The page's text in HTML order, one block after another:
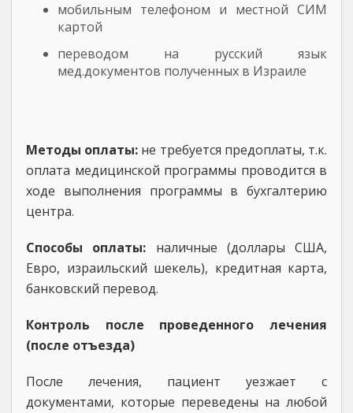
мобильным телефоном и местной СИМ
картой
переводом на русский язык
мед.документов полученных в Израиле
Методы оплаты: не требуется предоплаты, т.к.
оплата медицинской программы проводится в
ходе выполнения программы в бухгалтерию
центра.
Способы оплаты: наличные (доллары США,
Евро, израильский шекель), кредитная карта,
банковский перевод.
Контроль после проведенного лечения
(после отъезда)
После лечения, пациент уезжает с
документами, которые переведены на любой